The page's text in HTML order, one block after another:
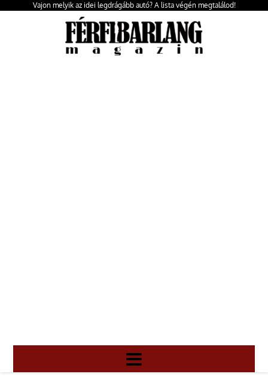
Vajon melyik az idei legdrágább autó? A lista végén megtalálod!